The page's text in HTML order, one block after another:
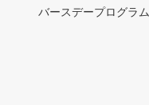
バースデープログラム